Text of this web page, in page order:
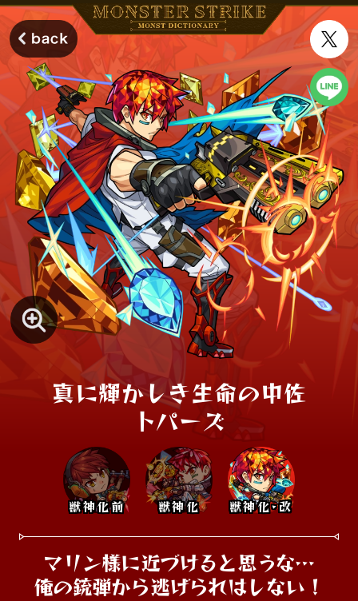
真に輝かしき生命の中佐
トパーズ
獣神化前 獣神化 獣神化･改
マリン様に近づけると思うな…
俺の銃弾から逃げられはしない！